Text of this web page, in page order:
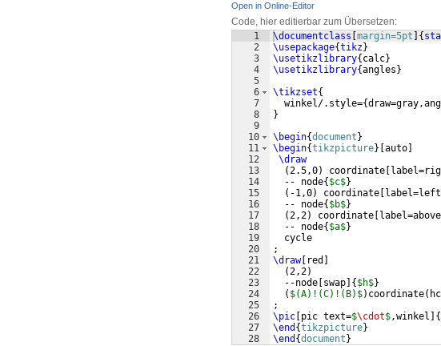
Open in Online-Editor
Code, hier editierbar zum Übersetzen:
1
2
3
4
5
6
7
8
9
10
11
12
13
14
15
16
17
18
19
20
21
22
23
24
25
26
27
28
\documentclass margin=5pt {
\usepackage{tikz}
\usetikzlibrary{ calc}
\usetikzlibrary{angles }
\tikzset{
  winkel/.style=
{
}
\begin{document }
\begin{tikzpicture} auto
\draw
(2.5,0) coordinate
  -- node
{ $c$}
( -1,0) coordinate
  -- node
{ $b$}
(2,2) coordinate
  -- node
{ $a$}
  cycle
;
\draw[ red
(2,2)
  --node
swap { $h$}
( $(A)!(C)!(B)$) coordinate( hc
;
\pic pic text=$\cdot$,winkel {
\end {tikzpicture}
\end {document }